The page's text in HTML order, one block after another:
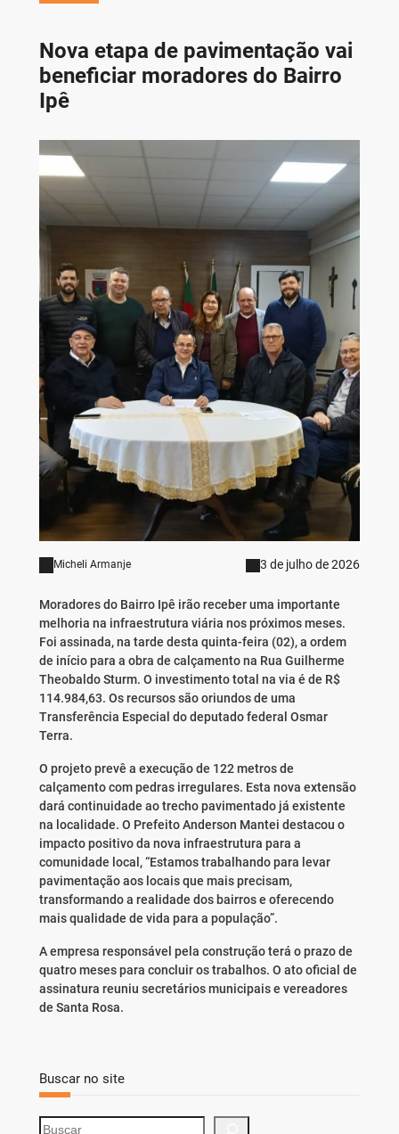
Nova etapa de pavimentação vai
beneficiar moradores do Bairro
Ipê
Micheli Armanje 3 de julho de 2026
Moradores do Bairro Ipê irão receber uma importante
melhoria na infraestrutura viária nos próximos meses.
Foi assinada, na tarde desta quinta-feira (02), a ordem
de início para a obra de calçamento na Rua Guilherme
Theobaldo Sturm. O investimento total na via é de R$
114.984,63. Os recursos são oriundos de uma
Transferência Especial do deputado federal Osmar
Terra.
O projeto prevê a execução de 122 metros de
calçamento com pedras irregulares. Esta nova extensão
dará continuidade ao trecho pavimentado já existente
na localidade. O Prefeito Anderson Mantei destacou o
impacto positivo da nova infraestrutura para a
comunidade local, “Estamos trabalhando para levar
pavimentação aos locais que mais precisam,
transformando a realidade dos bairros e oferecendo
mais qualidade de vida para a população”.
A empresa responsável pela construção terá o prazo de
quatro meses para concluir os trabalhos. O ato oficial de
assinatura reuniu secretários municipais e vereadores
de Santa Rosa.
Buscar no site
S